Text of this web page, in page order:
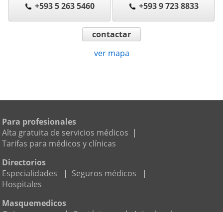
+593 5 263 5460 +593 9 723 8833
contactar
ver mapa
Para profesionales
Alta gratuita de servicios médicos |
Tarifas para médicos y clínicas
Directorios
Especialidades
| Seguros médicos
|
Hospitales
Masquemedicos